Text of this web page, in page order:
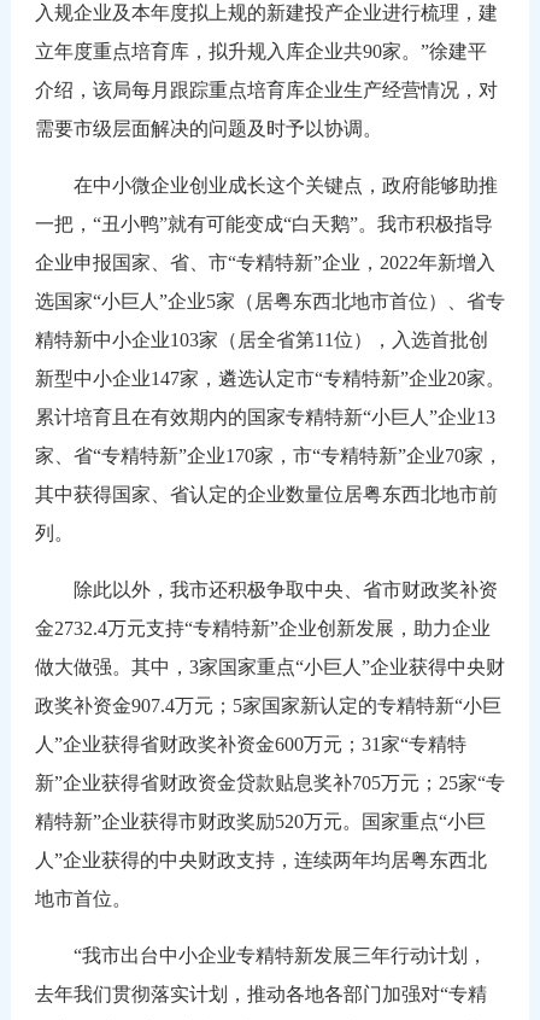
入规企业及本年度拟上规的新建投产企业进行梳理，建
立年度重点培育库，拟升规入库企业共90家。”徐建平
介绍，该局每月跟踪重点培育库企业生产经营情况，对
需要市级层面解决的问题及时予以协调。
在中小微企业创业成长这个关键点，政府能够助推
一把，“丑小鸭”就有可能变成“白天鹅”。我市积极指导
企业申报国家、省、市“专精特新”企业，2022年新增入
选国家“小巨人”企业5家（居粤东西北地市首位）、省专
精特新中小企业103家（居全省第11位），入选首批创
新型中小企业147家，遴选认定市“专精特新”企业20家。
累计培育且在有效期内的国家专精特新“小巨人”企业13
家、省“专精特新”企业170家，市“专精特新”企业70家，
其中获得国家、省认定的企业数量位居粤东西北地市前
列。
除此以外，我市还积极争取中央、省市财政奖补资
金2732.4万元支持“专精特新”企业创新发展，助力企业
做大做强。其中，3家国家重点“小巨人”企业获得中央财
政奖补资金907.4万元；5家国家新认定的专精特新“小巨
人”企业获得省财政奖补资金600万元；31家“专精特
新”企业获得省财政资金贷款贴息奖补705万元；25家“专
精特新”企业获得市财政奖励520万元。国家重点“小巨
人”企业获得的中央财政支持，连续两年均居粤东西北
地市首位。
“我市出台中小企业专精特新发展三年行动计划，
去年我们贯彻落实计划，推动各地各部门加强对“专精